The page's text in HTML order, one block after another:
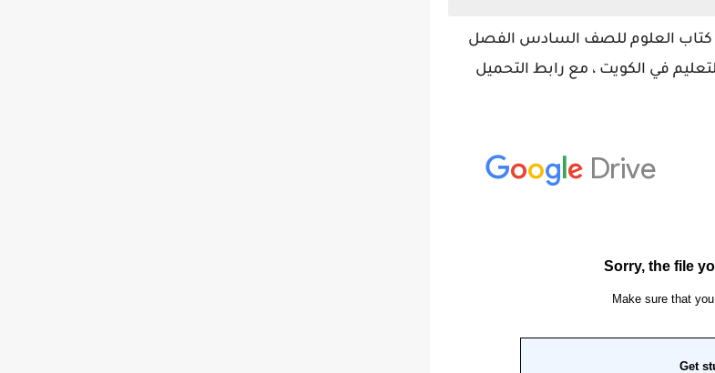
كتاب العلوم للصف السادس الفصل
في الكويت ، مع رابط التحميل